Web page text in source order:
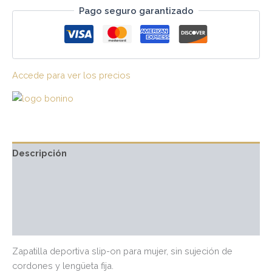
Pago seguro garantizado
Accede para ver los precios
Descripción
Zapatilla deportiva slip-on para mujer, sin sujeción de
cordones y lengüeta fija.